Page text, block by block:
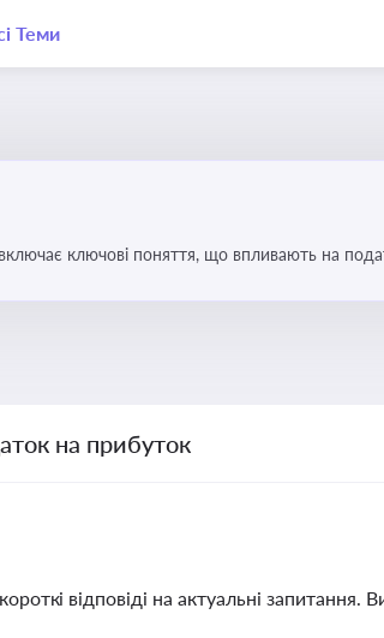
Теми
ключові поняття, що впливають на
на прибуток
відповіді на актуальні запитання.